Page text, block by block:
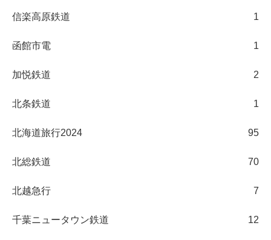
信楽高原鉄道 1
函館市電 1
加悦鉄道 2
北条鉄道 1
北海道旅行2024 95
北総鉄道 70
北越急行 7
千葉ニュータウン鉄道 12